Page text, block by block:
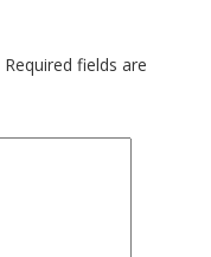
Required fields are